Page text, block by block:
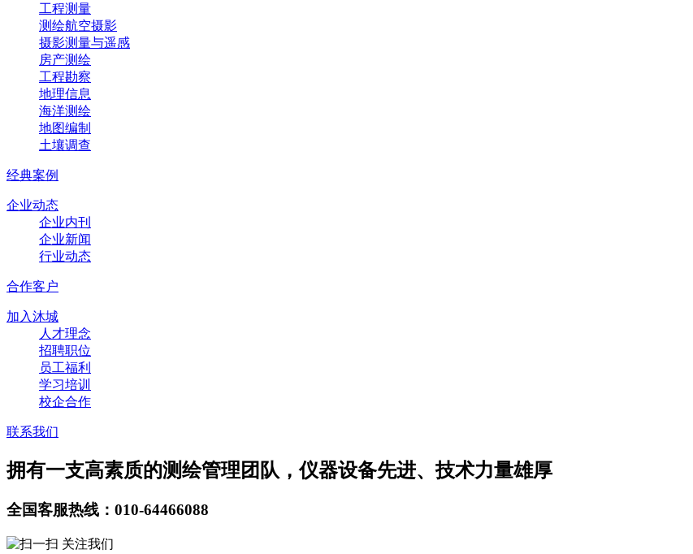
工程测量
测绘航空摄影
摄影测量与遥感
房产测绘
工程勘察
地理信息
海洋测绘
地图编制
土壤调查
经典案例
企业动态
企业内刊
企业新闻
行业动态
合作客户
加入沐城
人才理念
招聘职位
员工福利
学习培训
校企合作
联系我们
拥有一支高素质的测绘管理团队，仪器设备先进、技术力量雄厚
全国客服热线：010-64466088